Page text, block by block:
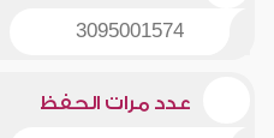
3095001574
عدد مرات الحفظ